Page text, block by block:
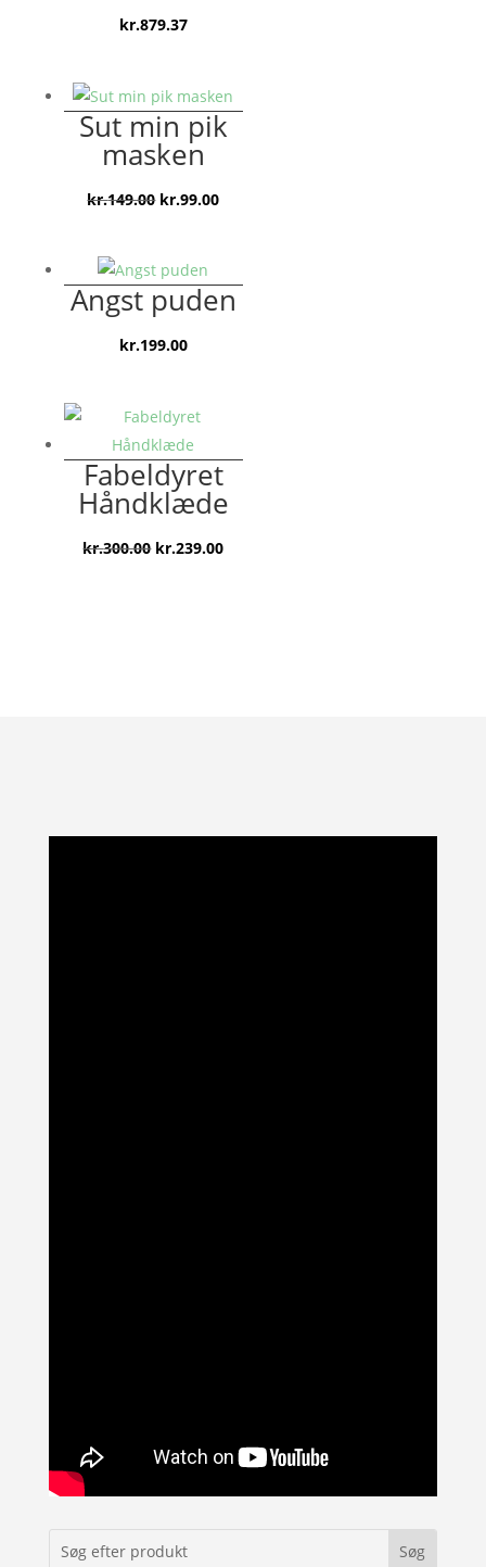
kr.879.37
Sut min pik
masken
kr.149.00 Den
var:
kr.149.00.
kr.99.00Den
er:
kr.99.00.
Angst puden
kr.199.00
Fabeldyret
Håndklæde
kr.300.00 Den
kr.239.00Den